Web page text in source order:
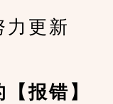
更新
报错】